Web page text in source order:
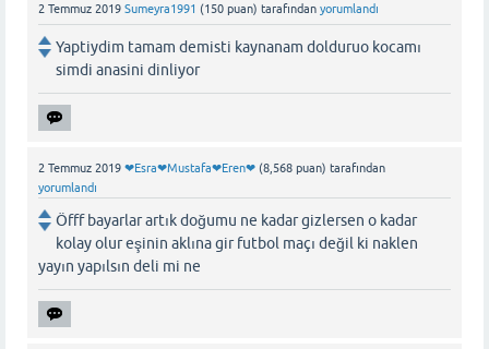
2 Temmuz 2019 Sumeyra1991 (150 puan) tarafından yorumlandı
Yaptiydim tamam demisti kaynanam dolduruo kocamı
simdi anasini dinliyor
2 Temmuz 2019 ❤Esra❤Mustafa❤Eren❤ (8,568 puan) tarafından
yorumlandı
Öfff bayarlar artık doğumu ne kadar gizlersen o kadar
kolay olur eşinin aklına gir futbol maçı değil ki naklen
yayın yapılsın deli mi ne